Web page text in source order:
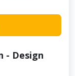
- Design